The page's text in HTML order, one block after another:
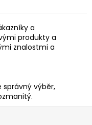
a
produkty a
znalostmi a
správný výběr,